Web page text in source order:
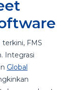
FMS
Integrasi
Global